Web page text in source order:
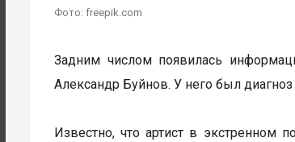
Фото: freepik.com
Задним числом появилась
Александр Буйнов. У него был
Известно, что артист в экстренном